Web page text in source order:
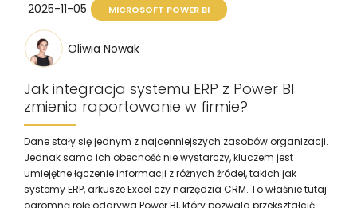
2025-11-05 MICROSOFT POWER BI
Oliwia Nowak
Jak integracja systemu ERP z Power BI
zmienia raportowanie w firmie?
Dane stały się jednym z najcenniejszych zasobów organizacji.
Jednak sama ich obecność nie wystarczy, kluczem jest
umiejętne łączenie informacji z różnych źródeł, takich jak
systemy ERP, arkusze Excel czy narzędzia CRM. To właśnie tutaj
ogromną rolę odgrywa Power BI, który pozwala przekształcić